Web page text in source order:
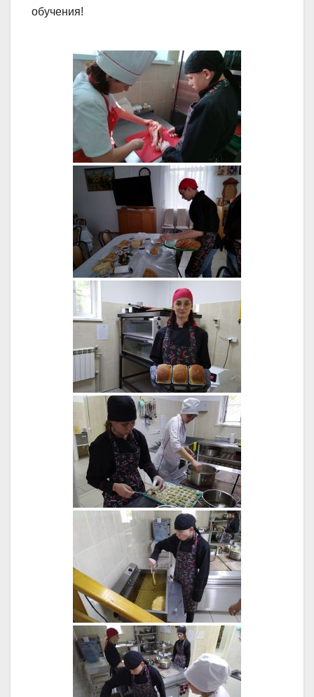
обучения!